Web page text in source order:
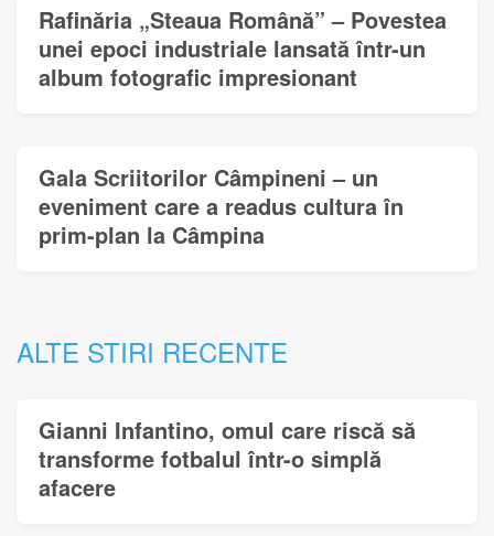
Rafinăria „Steaua Română” – Povestea
unei epoci industriale lansată într-un
album fotografic impresionant
Gala Scriitorilor Câmpineni – un
eveniment care a readus cultura în
prim-plan la Câmpina
ALTE STIRI RECENTE
Gianni Infantino, omul care riscă să
transforme fotbalul într-o simplă
afacere